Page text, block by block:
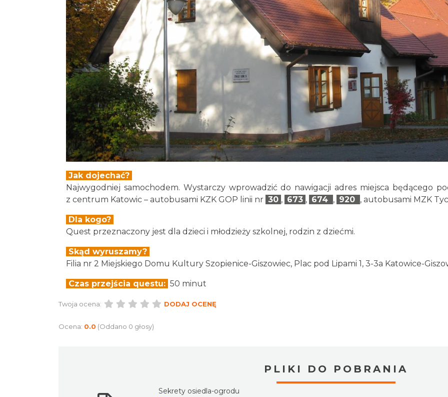
Jak dojechać?
Najwygodniej samochodem. Wystarczy wprowadzić do nawigacji adres miejsca będącego
z centrum Katowic – autobusami KZK GOP linii nr 30 , 673 , 674 , 920 , autobusami MZK
Dla kogo?
Quest przeznaczony jest dla dzieci i młodzieży szkolnej, rodzin z dziećmi.
Skąd wyruszamy?
Filia nr 2 Miejskiego Domu Kultury Szopienice-Giszowiec, Plac pod Lipami 1, 3-3a Katowice-
Czas przejścia questu: 50 minut
Twoja ocena: DODAJ OCENĘ
Ocena: 0.0 (Oddano 0 głosy)
PLIKI DO POBRANIA
Sekrety osiedla-ogrodu